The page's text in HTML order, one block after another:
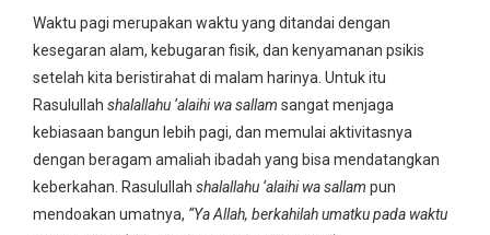
Waktu pagi merupakan waktu yang ditandai dengan
kesegaran alam, kebugaran fisik, dan kenyamanan psikis
setelah kita beristirahat di malam harinya. Untuk itu
Rasulullah shalallahu ‘alaihi wa sallam sangat menjaga
kebiasaan bangun lebih pagi, dan memulai aktivitasnya
dengan beragam amaliah ibadah yang bisa mendatangkan
keberkahan. Rasulullah shalallahu ‘alaihi wa sallam pun
mendoakan umatnya, “Ya Allah, berkahilah umatku pada waktu